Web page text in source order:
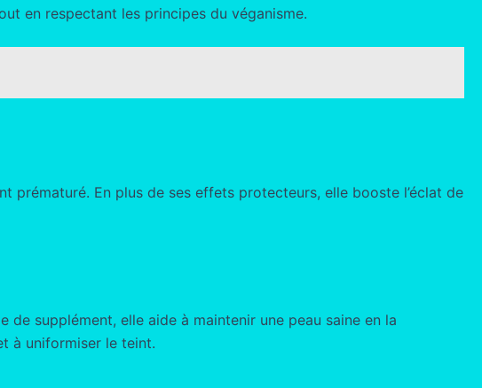
en respectant les principes du véganisme.
prématuré. En plus de ses effets protecteurs, elle booste l’éclat de
de supplément, elle aide à maintenir une peau saine en la
à uniformiser le teint.